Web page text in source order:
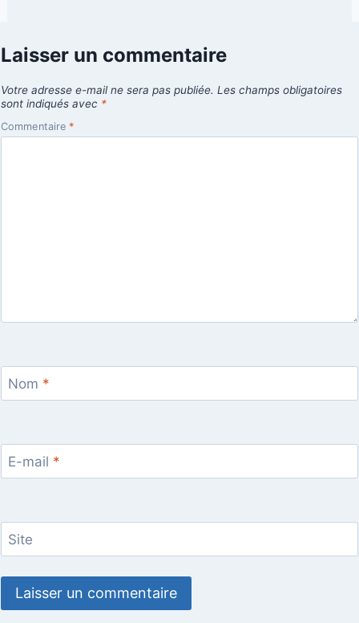
Laisser un commentaire
Votre adresse e-mail ne sera pas publiée. Les champs obligatoires
sont indiqués avec *
Commentaire *
Nom *
E-mail *
Site